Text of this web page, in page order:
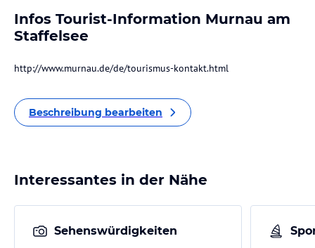
Infos Tourist-Information Murnau am
Staffelsee
http://www.murnau.de/de/tourismus-kontakt.html
Beschreibung bearbeiten
Interessantes in der Nähe
Sehenswürdigkeiten